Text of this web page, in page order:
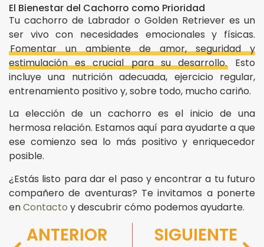
El Bienestar del Cachorro como Prioridad
Tu cachorro de Labrador o Golden Retriever es un
ser vivo con necesidades emocionales y físicas.
Fomentar un ambiente de amor, seguridad y
estimulación es crucial para su desarrollo.Esto
incluye una nutrición adecuada, ejercicio regular,
entrenamiento positivo y, sobre todo, mucho cariño.
La elección de un cachorro es el inicio de una
hermosa relación. Estamos aquí para ayudarte a que
ese comienzo sea lo más positivo y enriquecedor
posible.
¿Estás listo para dar el paso y encontrar a tu futuro
compañero de aventuras? Te invitamos a ponerte
enContacto y descubrir cómo podemos ayudarte.
ANTERIOR
SIGUIENTE